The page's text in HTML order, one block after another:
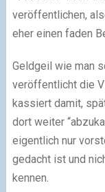
veröffentlichen,
eher einen faden
Geldgeil wie man
veröffentlicht die
kassiert damit,
dort weiter
eigentlich nur
gedacht ist und
kennen.